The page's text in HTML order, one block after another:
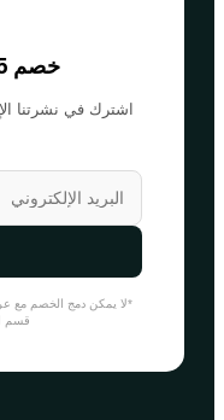
خصم 15% عند الاشتراك
اشترك في نشرتنا
*لا يمكن دمج الخصم مع
قسم